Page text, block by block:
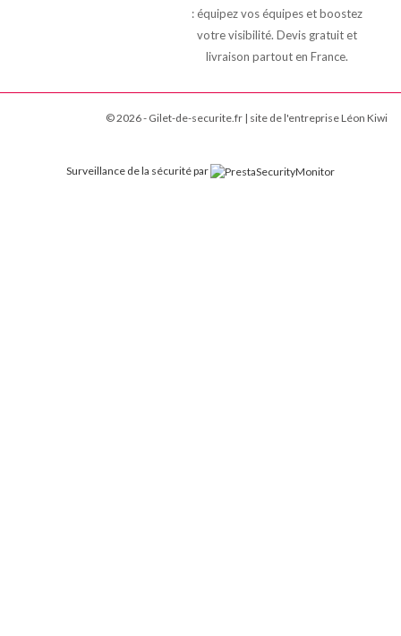
: équipez vos équipes et boostez
votre visibilité. Devis gratuit et
livraison partout en France.
© 2026 - Gilet-de-securite.fr | site de l'entreprise Léon Kiwi
Surveillance de la sécurité par